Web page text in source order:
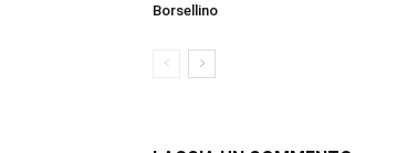
Borsellino